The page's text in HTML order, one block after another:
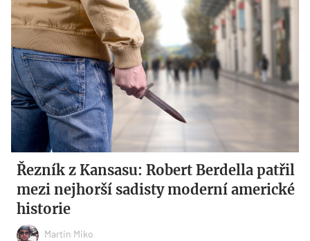
Řezník z Kansasu: Robert Berdella patřil
mezi nejhorší sadisty moderní americké
historie
Martin Miko